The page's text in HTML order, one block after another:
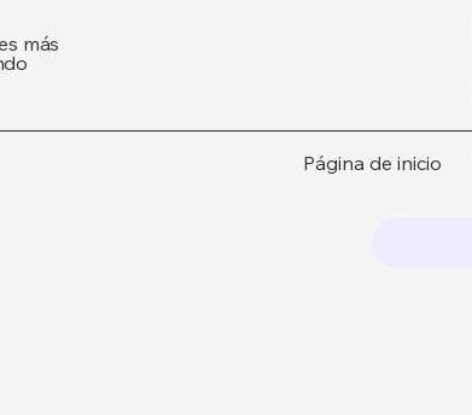
más
Página de inicio